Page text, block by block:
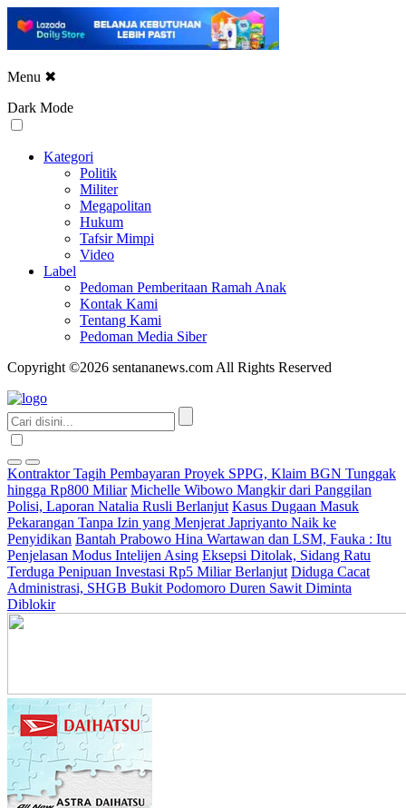
Menu ✖
Dark Mode
Kategori
Politik
Militer
Megapolitan
Hukum
Tafsir Mimpi
Video
Label
Pedoman Pemberitaan Ramah Anak
Kontak Kami
Tentang Kami
Pedoman Media Siber
Copyright ©2026 sentananews.com All Rights Reserved
Kontraktor Tagih Pembayaran Proyek SPPG, Klaim BGN Tunggak
hingga Rp800 Miliar Michelle Wibowo Mangkir dari Panggilan
Polisi, Laporan Natalia Rusli Berlanjut Kasus Dugaan Masuk
Pekarangan Tanpa Izin yang Menjerat Japriyanto Naik ke
Penyidikan Bantah Prabowo Hina Wartawan dan LSM, Fauka : Itu
Penjelasan Modus Intelijen Asing Eksepsi Ditolak, Sidang Ratu
Terduga Penipuan Investasi Rp5 Miliar Berlanjut Diduga Cacat
Administrasi, SHGB Bukit Podomoro Duren Sawit Diminta
Diblokir